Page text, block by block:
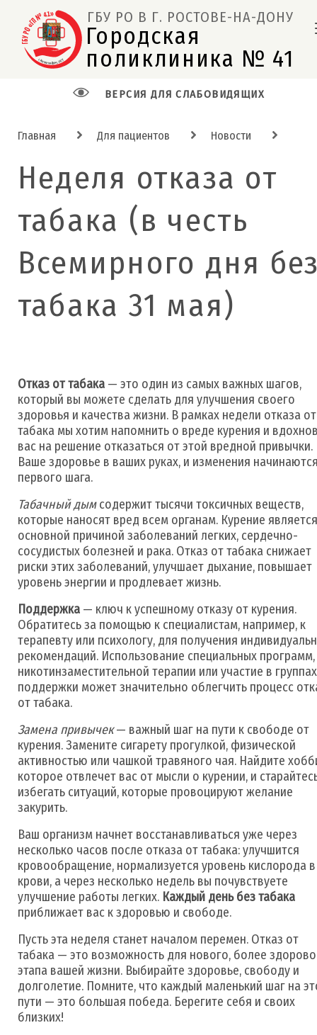
ГБУ РО В Г. РОСТОВЕ-НА-ДОНУ
Городская
поликлиника № 41
ВЕРСИЯ ДЛЯ СЛАБОВИДЯЩИХ
Главная Для пациентов Новости
Неделя отказа от
табака (в честь
Всемирного дня
табака 31 мая)
Отказ от табака — это один из самых важных шагов,
который вы можете сделать для улучшения своего
здоровья и качества жизни. В рамках недели отказа от
табака мы хотим напомнить о вреде курения и
вас на решение отказаться от этой вредной привычки.
Ваше здоровье в ваших руках, и изменения
первого шага.
Табачный дымсодержит тысячи токсичных веществ,
которые наносят вред всем органам. Курение является
основной причиной заболеваний легких, сердечно-
сосудистых болезней и рака. Отказ от табака снижает
риски этих заболеваний, улучшает дыхание, повышает
уровень энергии и продлевает жизнь.
Поддержка — ключ к успешному отказу от курения.
Обратитесь за помощью к специалистам, например, к
терапевту или психологу, для получения
рекомендаций. Использование специальных программ,
никотинзаместительной терапии или участие в группах
поддержки может значительно облегчить процесс
от табака.
Замена привычек— важный шаг на пути к свободе от
курения. Замените сигарету прогулкой, физической
активностью или чашкой травяного чая. Найдите
которое отвлечет вас от мысли о курении, и
избегать ситуаций, которые провоцируют желание
закурить.
Ваш организм начнет восстанавливаться уже через
несколько часов после отказа от табака: улучшится
кровообращение, нормализуется уровень кислорода в
крови, а через несколько недель вы почувствуете
улучшение работы легких. Каждый день без табака
приближает вас к здоровью и свободе.
Пусть эта неделя станет началом перемен. Отказ от
табака — это возможность для нового, более
этапа вашей жизни. Выбирайте здоровье, свободу и
долголетие. Помните, что каждый маленький шаг на
пути — это большая победа. Берегите себя и своих
близких!